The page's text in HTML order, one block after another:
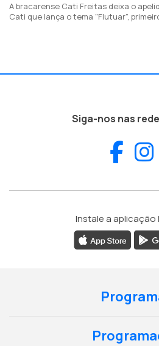
A bracarense Cati Freitas deixa o
Cati que lança o tema "Flutuar”,
Siga-nos nas
Instale a aplicação